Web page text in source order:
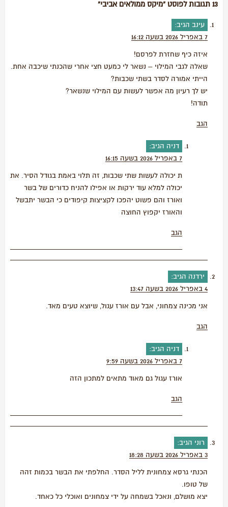
13 תגובות לפוסט “מיקס ממולאים אביבי”
עינב הגיב:
7 באפריל 2026 בשעה 16:12
איזה כיף שחזרת לפרסם!
שאלה לגבי המילוי – נשאר לי כמעט חצי אחרי שהכנתי שיכבה אחת.
הייתי אמורה לסדר בשתי שכבות?
יש לך רעיון מה אפשר לעשות עם המילוי שנשאר?
תודה!
הגב
דניה
הגיב:
7 באפריל 2026 בשעה 16:15
ת יכולה לעשות שתי שכבות, זה תלוי באמת בגודל הסיר. את
יכולה למלא עוד ירקות או אפילו להניח כדורים של בשר
ואורז והם פשוט יהפכו לקציצות קיפודים כי הבשר יתבשל
והאורז יקפוץ החוצה
הגב
ירדנה
הגיב:
4 באפריל 2026 בשעה 13:47
אני מכינה צמחוני, אבל עם אורז עגול, שיוצא טעים מאד.
הגב
דניה
הגיב:
7 באפריל 2026 בשעה 9:59
אורז עגול גם מאוד מתאים למתכון הזה
הגב
רוני
הגיב:
3 באפריל 2026 בשעה 18:28
הכנתי גרסא צמחונית לליל הסדר. החלפתי את הבשר בכמות זהה
של טופו.
יצא מושלם, ונאכל בשמחה על ידי צמחונים ואוכלי כל כאחד.